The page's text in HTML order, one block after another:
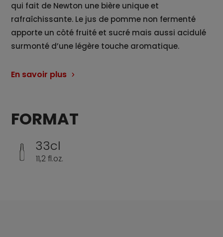
qui fait de Newton une bière unique et
rafraîchissante. Le jus de pomme non fermenté
apporte un côté fruité et sucré mais aussi acidulé
surmonté d’une légère touche aromatique.
En savoir plus
FORMAT
33cl
11,2 fl.oz.